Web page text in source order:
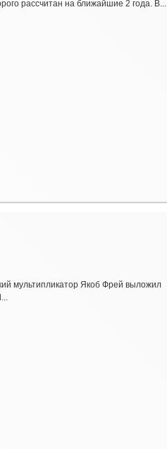
рассчитан на ближайшие 2 года. В...
мультипликатор Якоб Фрей выложил